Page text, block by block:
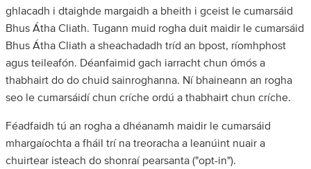
ghlacadh i dtaighde margaidh a bheith i gceist le cumarsáid
Bhus Átha Cliath. Tugann muid rogha duit maidir le cumarsáid
Bhus Átha Cliath a sheachadadh tríd an bpost, ríomhphost
agus teileafón. Déanfaimid gach iarracht chun ómós a
thabhairt do do chuid sainroghanna. Ní bhaineann an rogha
seo le cumarsáidí chun críche ordú a thabhairt chun críche.
Féadfaidh tú an rogha a dhéanamh maidir le cumarsáid
mhargaíochta a fháil trí na treoracha a leanúint nuair a
chuirtear isteach do shonraí pearsanta ("opt-in").